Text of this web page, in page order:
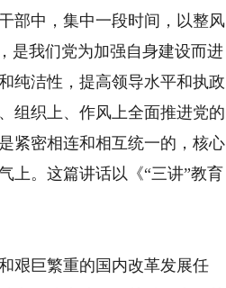
部中，集中一段时间，以整风
是我们党为加强自身建设而进
纯洁性，提高领导水平和执政
组织上、作风上全面推进党的
紧密相连和相互统一的，核心
上。这篇讲话以《“三讲”教育
巨繁重的国内改革发展任